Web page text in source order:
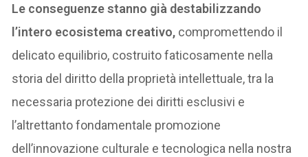
Le conseguenze stanno già destabilizzando
l’intero ecosistema creativo, compromettendo il
delicato equilibrio, costruito faticosamente nella
storia del diritto della proprietà intellettuale, tra la
necessaria protezione dei diritti esclusivi e
l’altrettanto fondamentale promozione
dell’innovazione culturale e tecnologica nella nostra